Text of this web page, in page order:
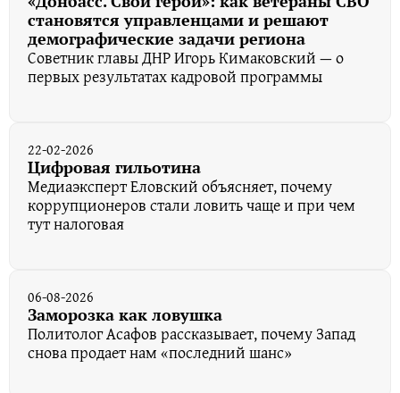
становятся управленцами и решают
демографические задачи региона
Советник главы ДНР Игорь Кимаковский — о
первых результатах кадровой программы
22-02-2026
Цифровая гильотина
Медиаэксперт Еловский объясняет, почему
коррупционеров стали ловить чаще и при чем
тут налоговая
06-08-2026
Заморозка как ловушка
Политолог Асафов рассказывает, почему Запад
снова продает нам «последний шанс»